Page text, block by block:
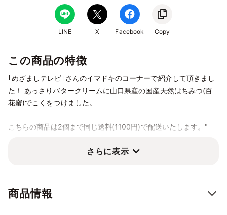
LINE X Facebook Copy
この商品の特徴
｢めざましテレビ｣さんのイマドキのコーナーで紹介して頂きまし
た！ あっさりバタークリームに山口県産の国産天然はちみつ(百
花蜜)でこくをつけました。
こちらの商品は2個まで同じ送料(1100円)で配送いたします。"
さらに表示
商品情報